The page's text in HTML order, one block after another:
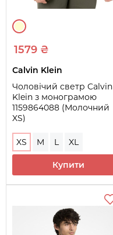
1579 ₴
Calvin Klein
Чоловічий светр Calvin
Klein з монограмою
1159864088 (Молочний
XS)
XS M L XL
Купити